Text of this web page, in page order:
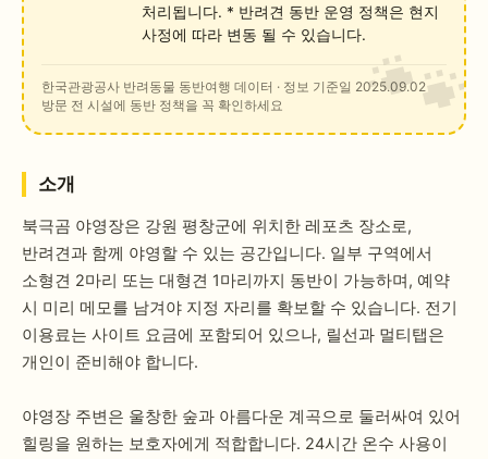
처리됩니다. * 반려견 동반 운영 정책은 현지
사정에 따라 변동 될 수 있습니다.
한국관광공사 반려동물 동반여행 데이터 · 정보 기준일 2025.09.02
방문 전 시설에 동반 정책을 꼭 확인하세요
소개
북극곰 야영장은 강원 평창군에 위치한 레포츠 장소로,
반려견과 함께 야영할 수 있는 공간입니다. 일부 구역에서
소형견 2마리 또는 대형견 1마리까지 동반이 가능하며, 예약
시 미리 메모를 남겨야 지정 자리를 확보할 수 있습니다. 전기
이용료는 사이트 요금에 포함되어 있으나, 릴선과 멀티탭은
개인이 준비해야 합니다.
야영장 주변은 울창한 숲과 아름다운 계곡으로 둘러싸여 있어
힐링을 원하는 보호자에게 적합합니다. 24시간 온수 사용이